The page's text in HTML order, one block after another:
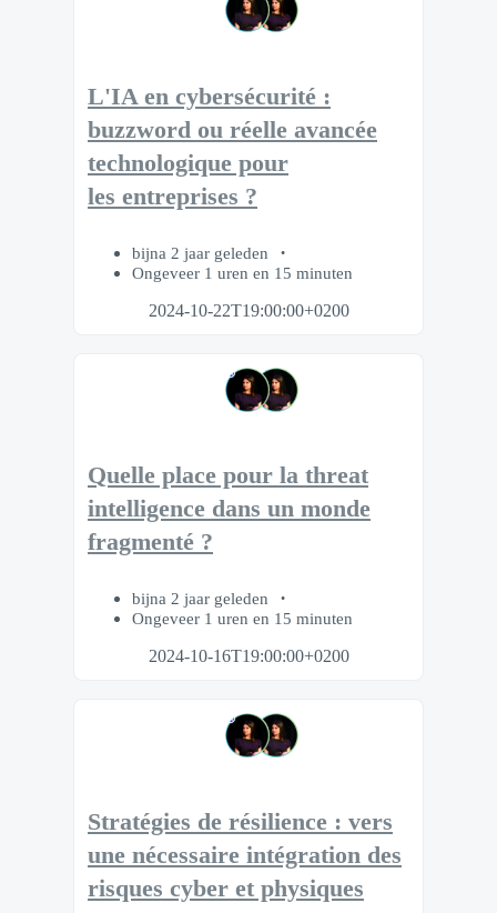
L'IA en cybersécurité :
buzzword ou réelle avancée
technologique pour
les entreprises ?
bijna 2 jaar geleden
Ongeveer 1 uren en 15 minuten
2024-10-22T19:00:00+0200
Quelle place pour la threat
intelligence dans un monde
fragmenté ?
bijna 2 jaar geleden
Ongeveer 1 uren en 15 minuten
2024-10-16T19:00:00+0200
Stratégies de résilience : vers
une nécessaire intégration des
risques cyber et physiques